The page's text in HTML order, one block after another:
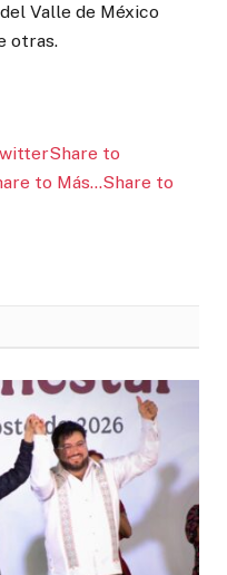
Valle de México
otras.
Share to
to Más…Share to